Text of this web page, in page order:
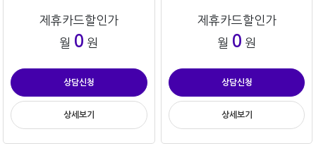
제휴카드할인가
월 0 원
상담신청
상세보기
제휴카드할인가
월 0 원
상담신청
상세보기